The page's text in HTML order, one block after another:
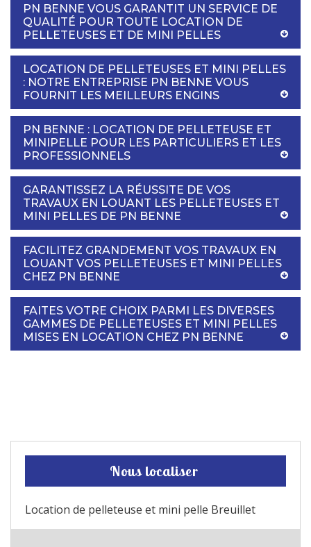
PN BENNE VOUS GARANTIT UN SERVICE DE
QUALITÉ POUR TOUTE LOCATION DE
PELLETEUSES ET DE MINI PELLES
LOCATION DE PELLETEUSES ET MINI PELLES
: NOTRE ENTREPRISE PN BENNE VOUS
FOURNIT LES MEILLEURS ENGINS
PN BENNE : LOCATION DE PELLETEUSE ET
MINIPELLE POUR LES PARTICULIERS ET LES
PROFESSIONNELS
GARANTISSEZ LA RÉUSSITE DE VOS
TRAVAUX EN LOUANT LES PELLETEUSES ET
MINI PELLES DE PN BENNE
FACILITEZ GRANDEMENT VOS TRAVAUX EN
LOUANT VOS PELLETEUSES ET MINI PELLES
CHEZ PN BENNE
FAITES VOTRE CHOIX PARMI LES DIVERSES
GAMMES DE PELLETEUSES ET MINI PELLES
MISES EN LOCATION CHEZ PN BENNE
Nous localiser
Location de pelleteuse et mini pelle Breuillet